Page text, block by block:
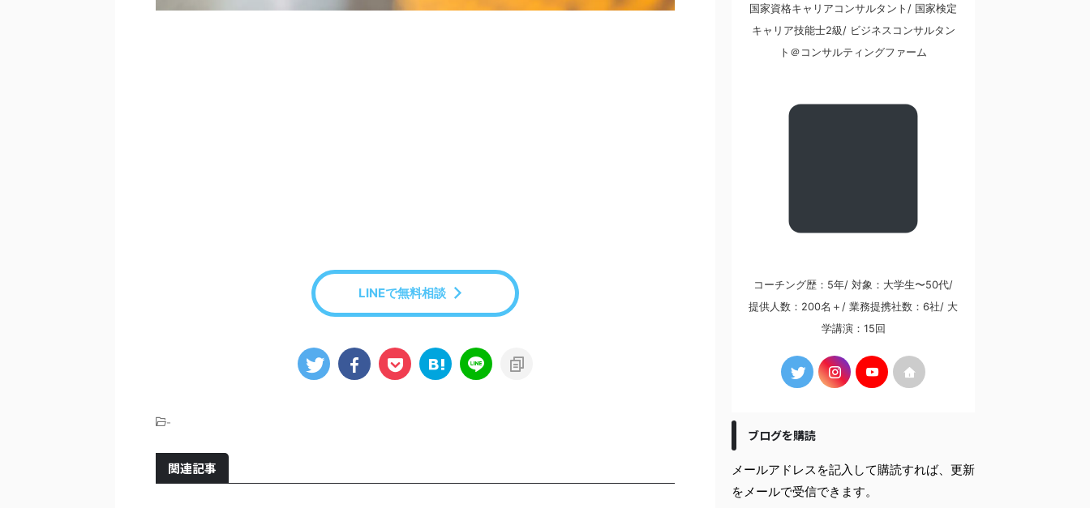
LINEで無料相談
-
関連記事
国家資格キャリアコンサルタント/ 国家検定
キャリア技能士2級/ ビジネスコンサルタン
ト＠コンサルティングファーム
コーチング歴：5年/ 対象：大学生〜50代/
提供人数：200名＋/ 業務提携社数：6社/ 大
学講演：15回
ブログを購読
メールアドレスを記入して購読すれば、更新
をメールで受信できます。